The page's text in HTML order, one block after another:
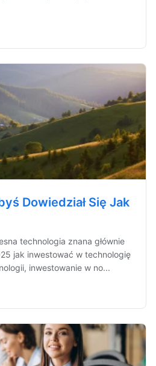
Dowiedział Się Jak
technologia znana głównie
jak inwestować w technologię
inwestowanie w no...